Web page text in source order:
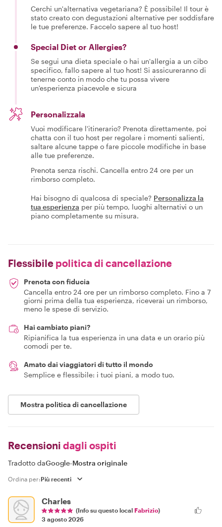
Cerchi un'alternativa vegetariana? È possibile! Il tour è
stato creato con degustazioni alternative per soddisfare
le tue preferenze. Faccelo sapere al tuo host!
Special Diet or Allergies?
Se segui una dieta speciale o hai un'allergia a un cibo
specifico, fallo sapere al tuo host! Si assicureranno di
tenerne conto in modo che tu possa vivere
un'esperienza piacevole e sicura
Personalizzala
Vuoi modificare l'itinerario? Prenota direttamente, poi
chatta con il tuo host per regolare i momenti salienti,
saltare alcune tappe o fare piccole modifiche in base
alle tue preferenze.
Prenota senza rischi. Cancella entro 24 ore per un
rimborso completo.
Hai bisogno di qualcosa di speciale? Personalizza la
tua esperienza per più tempo, luoghi alternativi o un
piano completamente su misura.
Flessibile politica di cancellazione
Prenota con fiducia
Cancella entro 24 ore per un rimborso completo. Fino a 7
giorni prima della tua esperienza, riceverai un rimborso,
meno le spese di servizio.
Hai cambiato piani?
Ripianifica la tua esperienza in una data e un orario più
comodi per te.
Amato dai viaggiatori di tutto il mondo
Semplice e flessibile: i tuoi piani, a modo tuo.
Mostra politica di cancellazione
Recensioni dagli ospiti
Tradotto daGoogle-Mostra originale
Ordina per:
Charles
(Info su questo local Fabrizio)
3 agosto 2026